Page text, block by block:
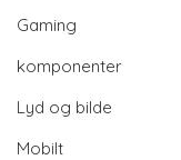
Gaming
komponenter
Lyd og bilde
Mobilt